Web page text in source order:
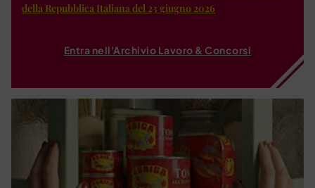
della Repubblica Italiana del 23 giugno 2026
Entra nell'Archivio Lavoro & Concorsi